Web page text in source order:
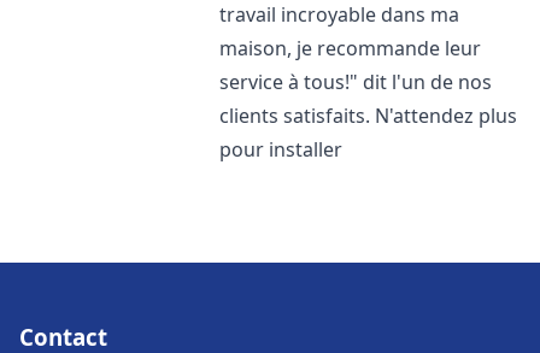
travail incroyable dans ma
maison, je recommande leur
service à tous!" dit l'un de nos
clients satisfaits. N'attendez plus
pour installer
Contact